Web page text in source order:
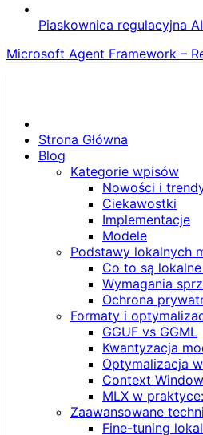
Piaskownica regulacyjna
Microsoft Agent Framework –
Strona Główna
Blog
Kategorie wpisów
Nowości i
Ciekawostki
Implementacje
Modele
Podstawy lokalnych
Co to są
Wymagania
Ochrona
Formaty i
GGUF vs GGML
Kwantyzacja
Optymalizacja
Context
MLX w
Zaawansowane
Fine-tuning